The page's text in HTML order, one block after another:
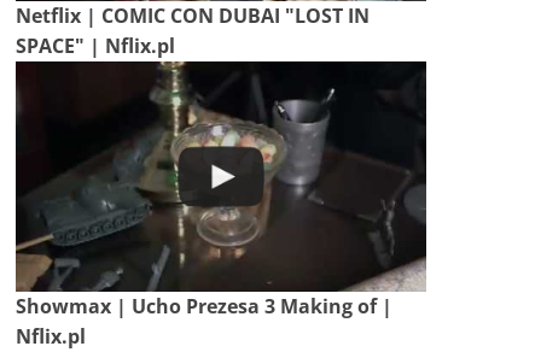
Netflix | COMIC CON DUBAI "LOST IN
SPACE" | Nflix.pl
Showmax | Ucho Prezesa 3 Making of |
Nflix.pl